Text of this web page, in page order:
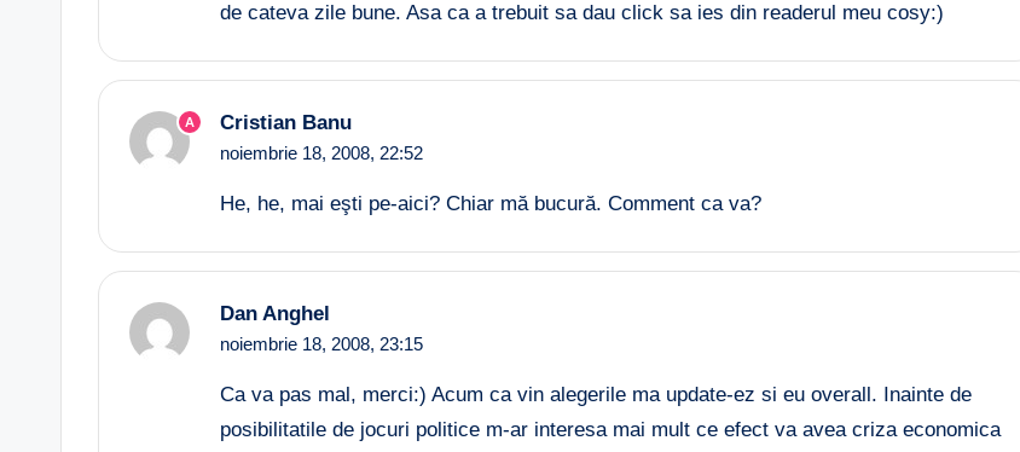
de cateva zile bune. Asa ca a trebuit sa dau click sa ies din readerul meu cosy:)
A Cristian Banu
noiembrie 18, 2008, 22:52
He, he, mai eşti pe-aici? Chiar mă bucură. Comment ca va?
Dan Anghel
noiembrie 18, 2008, 23:15
Ca va pas mal, merci:) Acum ca vin alegerile ma update-ez si eu overall. Inainte de
posibilitatile de jocuri politice m-ar interesa mai mult ce efect va avea criza economica